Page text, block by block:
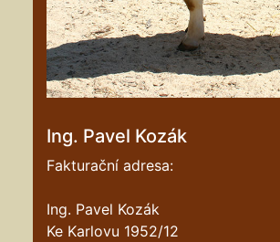
Ing. Pavel Kozák
Fakturační adresa:
Ing. Pavel Kozák
Ke Karlovu 1952/12